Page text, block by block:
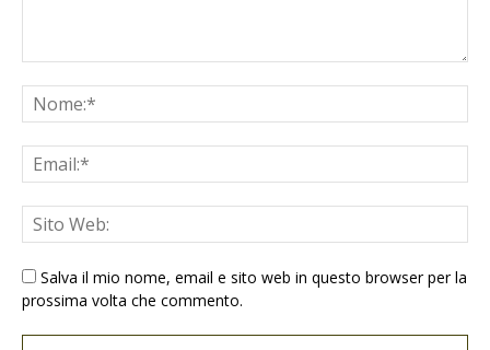
Salva il mio nome, email e sito web in questo browser per la
prossima volta che commento.